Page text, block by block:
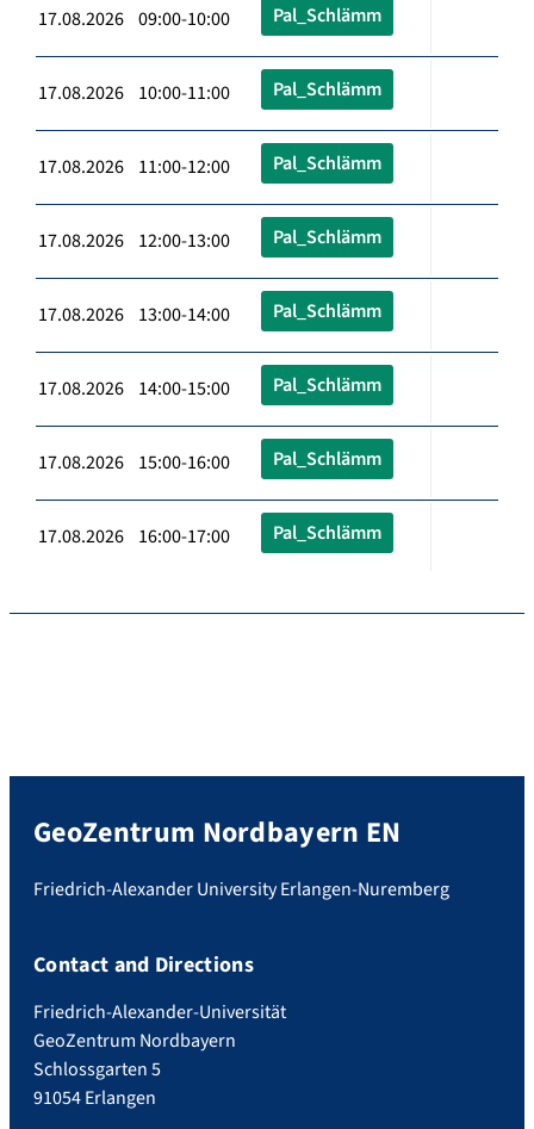
17.08.2026 09:00-10:00 Pal_Schlämm
17.08.2026 10:00-11:00 Pal_Schlämm
17.08.2026 11:00-12:00 Pal_Schlämm
17.08.2026 12:00-13:00 Pal_Schlämm
17.08.2026 13:00-14:00 Pal_Schlämm
17.08.2026 14:00-15:00 Pal_Schlämm
17.08.2026 15:00-16:00 Pal_Schlämm
17.08.2026 16:00-17:00 Pal_Schlämm
GeoZentrum Nordbayern EN
Friedrich-Alexander University Erlangen-Nuremberg
Contact and Directions
Friedrich-Alexander-Universität
GeoZentrum Nordbayern
Schlossgarten 5
91054 Erlangen